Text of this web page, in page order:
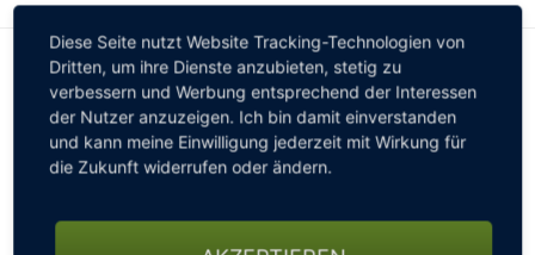
Diese Seite nutzt Website Tracking-Technologien von
Dritten, um ihre Dienste anzubieten, stetig zu
verbessern und Werbung entsprechend der Interessen
der Nutzer anzuzeigen. Ich bin damit einverstanden
und kann meine Einwilligung jederzeit mit Wirkung für
die Zukunft widerrufen oder ändern.